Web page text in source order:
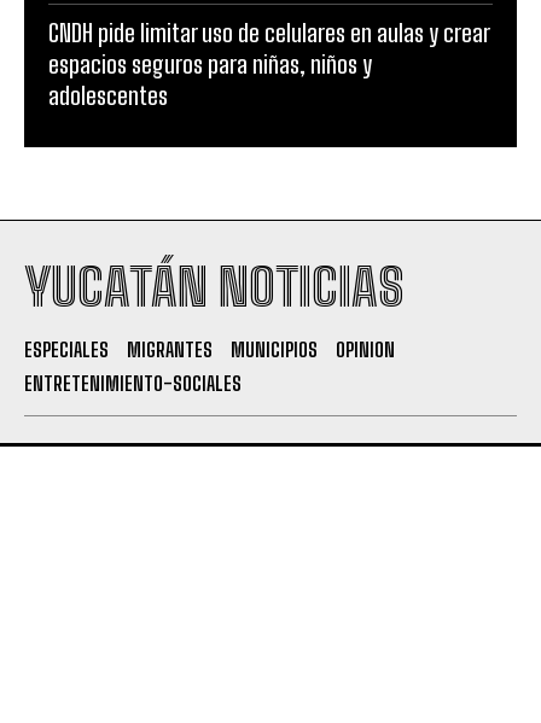
CNDH pide limitar uso de celulares en aulas y crear
espacios seguros para niñas, niños y
adolescentes
YUCATÁN NOTICIAS
ESPECIALES MIGRANTES MUNICIPIOS
OPINION
ENTRETENIMIENTO-SOCIALES